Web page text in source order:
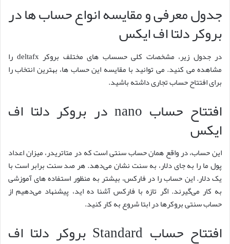
جدول معرفی و مقایسه انواع حساب ها در
بروکر دلتا اف ایکس
در جدول زیر، مشخصات کلی حسساب های مختلف بروکر deltafx را
مشاهده می کنید. می توانید با مقایسه این حساب ها، بهترین انتخاب را
برای افتتاح حساب تجاری داشته باشید.
افتتاح حساب nano در بروکر دلتا اف
ایکس
این حساب، در واقع همان حساب سنتی است که در متاتریدر، میزان اعداد
پول ما را به جای دلار، به سنت نشان می‌دهد. هر صد سنت برابر است با
یک دلار. این حساب را در فارکس، بیشتر به منظور استفاده های آموزشی
به کار می‌گیرند. اگر تازه با فارکس آشنا ده اید، پیشنهاد می‌دهیم از
حساب سنتی بروکرها در ابتا شروع به کار کنید.
افتتاح حساب Standard بروکر دلتا اف